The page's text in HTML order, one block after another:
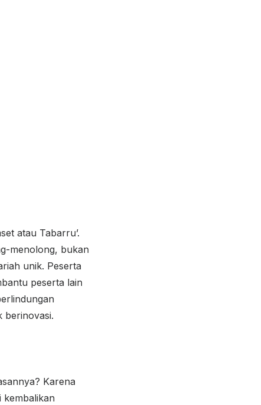
atau Tabarru’.
menolong, bukan
unik. Peserta
peserta lain
berinovasi.
Karena
kembalikan